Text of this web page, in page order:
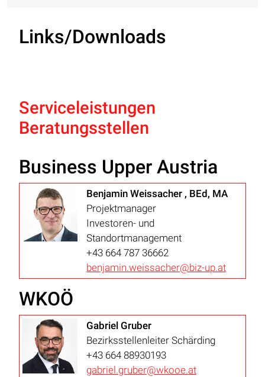
Links/Downloads
Serviceleistungen
Beratungsstellen
Business Upper Austria
Benjamin Weissacher , BEd, MA
Projektmanager
Investoren- und
Standortmanagement
+43 664 787 36662
benjamin.weissacher@biz-up.at
WKOÖ
Gabriel Gruber
Bezirksstellenleiter Schärding
+43 664 88930193
gabriel.gruber@wkooe.at